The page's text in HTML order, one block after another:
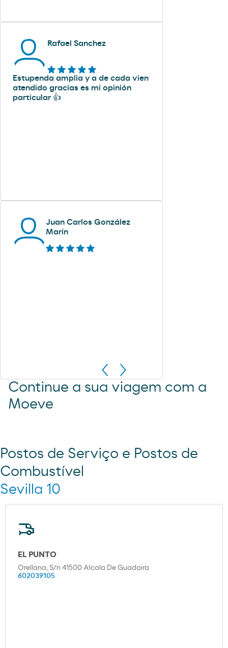
Rafael Sanchez
Estupenda amplia y a de cada vien
atendido gracias es mi opinión
particular 👍
Juan Carlos González
Marín
Continue a sua viagem com a
Moeve
Postos de Serviço e Postos de
Combustível
Sevilla 10
EL PUNTO
Orellana, S/n 41500 Alcala De Guadaira
602039105